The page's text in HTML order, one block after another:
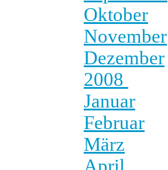
Oktober
November
Dezember
2008
Januar
Februar
März